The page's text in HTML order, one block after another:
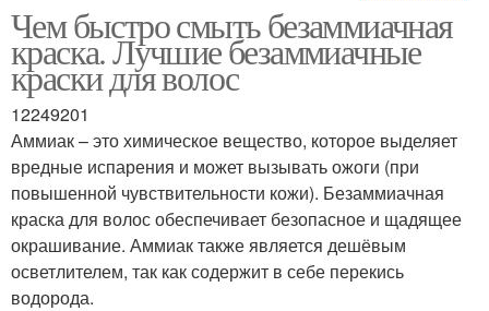
Смывка в условиях
Чем быстро смыть безаммиачная
краска. Лучшие безаммиачные
краски для волос
12249201
Аммиак – это химическое вещество, которое выделяет
вредные испарения и может вызывать ожоги (при
повышенной чувствительности кожи). Безаммиачная
краска для волос обеспечивает безопасное и щадящее
окрашивание. Аммиак также является дешёвым
осветлителем, так как содержит в себе перекись
водорода.